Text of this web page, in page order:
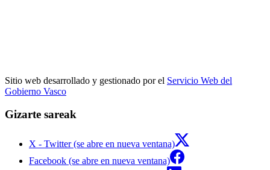
Sitio web desarrollado y gestionado por el Servicio Web del
Gobierno Vasco
Gizarte sareak
X - Twitter (se abre en nueva ventana)
Facebook (se abre en nueva ventana)